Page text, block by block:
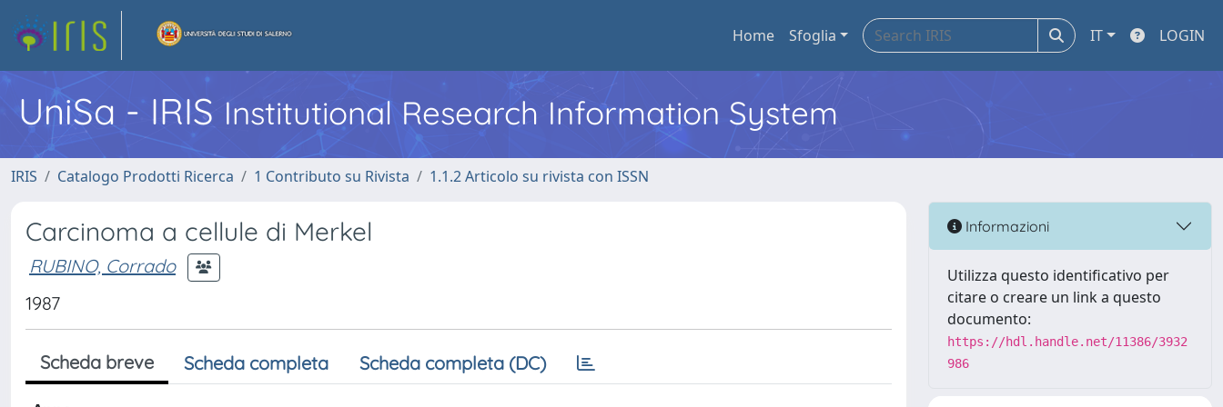
Home Sfoglia IT LOGIN
UniSa - IRIS Institutional Research Information System
IRIS Catalogo Prodotti Ricerca 1 Contributo su Rivista 1.1.2 Articolo su rivista con ISSN
Carcinoma a cellule di Merkel
RUBINO, Corrado
1987
Scheda breve Scheda completa Scheda completa (DC)
Informazioni
Utilizza questo identificativo per
citare o creare un link a questo
documento:
https://hdl.handle.net/11386/3932
986